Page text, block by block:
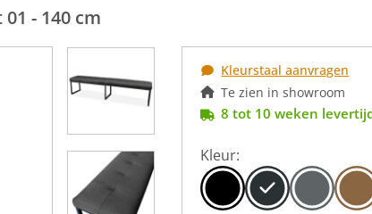
- 140 cm
Kleurstaal aanvragen
Te zien in showroom
8 tot 10 weken
Kleur: